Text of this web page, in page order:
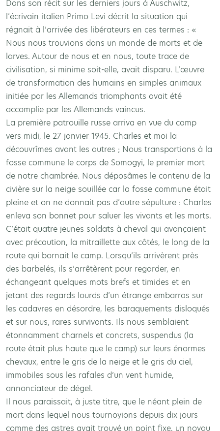
Dans son récit sur les derniers jours à Auschwitz,
l’écrivain italien Primo Levi décrit la situation qui
régnait à l’arrivée des libérateurs en ces termes : «
Nous nous trouvions dans un monde de morts et de
larves. Autour de nous et en nous, toute trace de
civilisation, si minime soit-elle, avait disparu. L’œuvre
de transformation des humains en simples animaux
initiée par les Allemands triomphants avait été
accomplie par les Allemands vaincus.
La première patrouille russe arriva en vue du camp
vers midi, le 27 janvier 1945. Charles et moi la
découvrîmes avant les autres ; Nous transportions à la
fosse commune le corps de Somogyi, le premier mort
de notre chambrée. Nous déposâmes le contenu de la
civière sur la neige souillée car la fosse commune était
pleine et on ne donnait pas d’autre sépulture : Charles
enleva son bonnet pour saluer les vivants et les morts.
C’était quatre jeunes soldats à cheval qui avançaient
avec précaution, la mitraillette aux côtés, le long de la
route qui bornait le camp. Lorsqu’ils arrivèrent près
des barbelés, ils s’arrêtèrent pour regarder, en
échangeant quelques mots brefs et timides et en
jetant des regards lourds d’un étrange embarras sur
les cadavres en désordre, les baraquements disloqués
et sur nous, rares survivants. Ils nous semblaient
étonnamment charnels et concrets, suspendus (la
route était plus haute que le camp) sur leurs énormes
chevaux, entre le gris de la neige et le gris du ciel,
immobiles sous les rafales d’un vent humide,
annonciateur de dégel.
Il nous paraissait, à juste titre, que le néant plein de
mort dans lequel nous tournoyions depuis dix jours
comme des astres avait trouvé un point fixe, un noyau